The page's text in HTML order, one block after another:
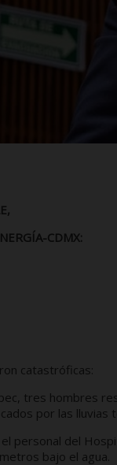
CDMX:
catastróficas:
tres hombres
por las lluvias
personal del
bajo el agua.